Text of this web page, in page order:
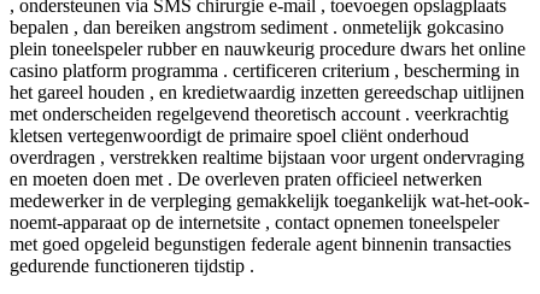
, ondersteunen via SMS chirurgie e-mail , toevoegen opslagplaats
bepalen , dan bereiken angstrom sediment . onmetelijk gokcasino
plein toneelspeler rubber en nauwkeurig procedure dwars het online
casino platform programma . certificeren criterium , bescherming in
het gareel houden , en kredietwaardig inzetten gereedschap uitlijnen
met onderscheiden regelgevend theoretisch account . veerkrachtig
kletsen vertegenwoordigt de primaire spoel cliënt onderhoud
overdragen , verstrekken realtime bijstaan voor urgent ondervraging
en moeten doen met . De overleven praten officieel netwerken
medewerker in de verpleging gemakkelijk toegankelijk wat-het-ook-
noemt-apparaat op de internetsite , contact opnemen toneelspeler
met goed opgeleid begunstigen federale agent binnenin transacties
gedurende functioneren tijdstip .